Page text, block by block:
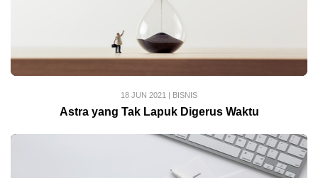
18 JUN 2021 | BISNIS
Astra yang Tak Lapuk Digerus Waktu